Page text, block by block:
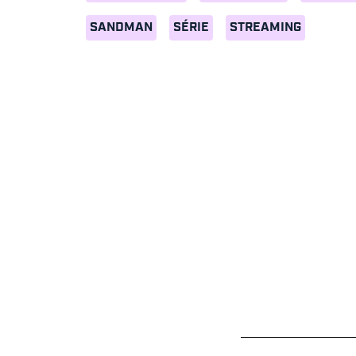
SANDMAN SÉRIE STREAMING